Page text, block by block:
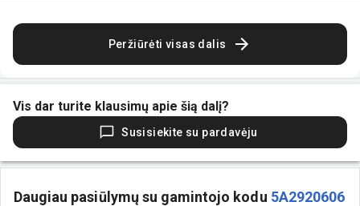
Peržiūrėti visas dalis
Vis dar turite klausimų apie šią dalį?
Susisiekite su pardavėju
Daugiau pasiūlymų su gamintojo kodu 5A2920606